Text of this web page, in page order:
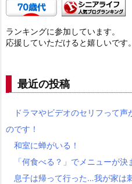
ランキングに参加しています。
応援していただけると嬉しいです。
最近の投稿
ドラマやビデオのセリフって
のです！
和室に蝉がいる！
「何食べる？」でメニューが決
息子は帰って行った…我が家は